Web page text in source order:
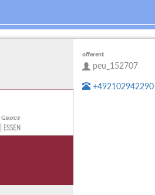
offerent
peu_152707
+492102942290